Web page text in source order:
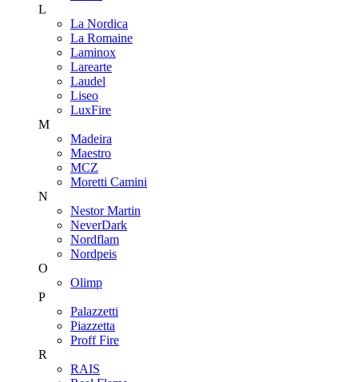
L
La Nordica
La Romaine
Laminox
Larearte
Laudel
Liseo
LuxFire
M
Madeira
Maestro
MCZ
Moretti Camini
N
Nestor Martin
NeverDark
Nordflam
Nordpeis
O
Olimp
P
Palazzetti
Piazzetta
Proff Fire
R
RAIS